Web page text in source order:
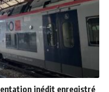
inédit enregistré